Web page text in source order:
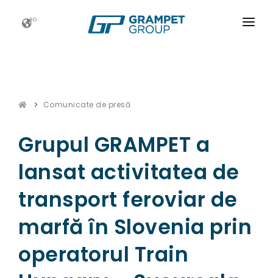
RO
NOUTATI
ESG
Comunicate de presă
Grupul GRAMPET a
lansat activitatea de
transport feroviar de
marfă în Slovenia prin
operatorul Train